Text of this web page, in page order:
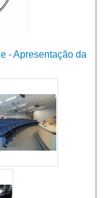
- Apresentação da